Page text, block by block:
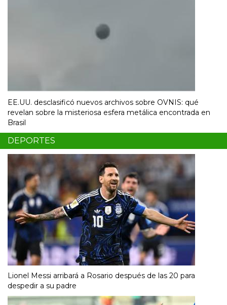
EE.UU. desclasificó nuevos archivos sobre OVNIS: qué
revelan sobre la misteriosa esfera metálica encontrada en
Brasil
DEPORTES
Lionel Messi arribará a Rosario después de las 20 para
despedir a su padre